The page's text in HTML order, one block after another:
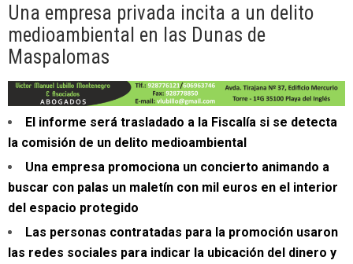
Una empresa privada incita a un delito
medioambiental en las Dunas de
Maspalomas
El informe será trasladado a la Fiscalía si se detecta
la comisión de un delito medioambiental
Una empresa promociona un concierto animando a
buscar con palas un maletín con mil euros en el interior
del espacio protegido
Las personas contratadas para la promoción usaron
las redes sociales para indicar la ubicación del dinero y